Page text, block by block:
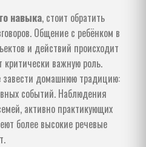
навыка, стоит обратить
Общение с ребёнком в
и действий происходит
критически важную роль.
завести домашнюю традицию:
событий. Наблюдения
активно практикующих
более высокие речевые